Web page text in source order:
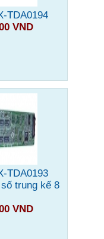
TDA0194
VND
TDA0193
trung kế 8
VND